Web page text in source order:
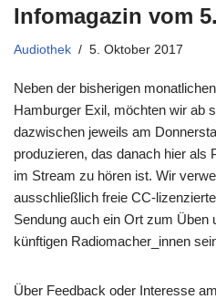
Infomagazin vom
Audiothek 5. Oktober 2017
Neben der bisherigen
Hamburger Exil, möchten wir ab
dazwischen jeweils am
produzieren, das danach hier als
im Stream zu hören ist. Wir
ausschließlich freie CC-
Sendung auch ein Ort zum Üben
künftigen Radiomacher_innen
Über Feedback oder Interesse